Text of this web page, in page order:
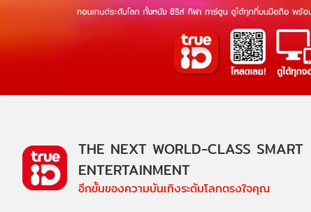
THE NEXT WORLD-CLASS SMART
ENTERTAINMENT
อีกขั้นของความบันเทิงระดับโลกตรงใจคุณ